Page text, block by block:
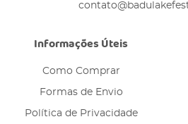
Informações Úteis
Como Comprar
Formas de Envio
Política de Privacidade